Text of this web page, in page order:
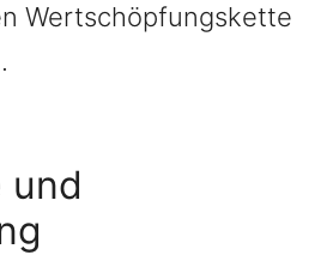
Wertschöpfungskette
und